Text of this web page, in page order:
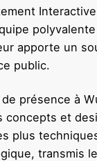
apporte un
public.
présence à
concepts et
plus
transmis